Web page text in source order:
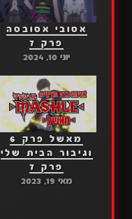
אסובי אסובסה
פרק 7
יוני 10, 2024
מאשל פרק 6
וגיבור הבית שלי
פרק 7
מאי 19, 2023